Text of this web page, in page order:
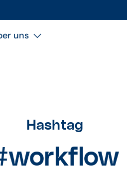
uns
Hashtag